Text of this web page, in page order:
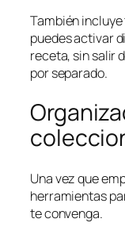
También
puedes activar
receta, sin salir
por separado.
Una vez que
herramientas
te convenga.